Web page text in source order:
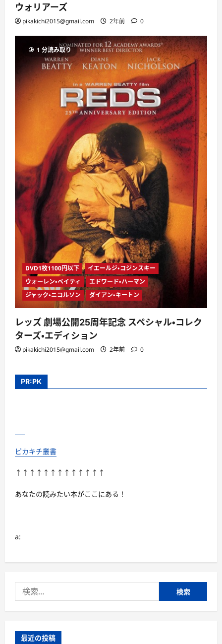
ウォリアーズ
pikakichi2015@gmail.com 2年前 0
1 分読み取り
DVD1枚1100円以下
イエールジ・コジンスキー
ウォーレン・ベイティ
エドワード・ハーマン
ジャック・ニコルソン
ダイアン・キートン
レッズ 劇場公開25周年記念 スペシャル・コレク
ターズ・エディション
pikakichi2015@gmail.com 2年前 0
PR:PK
ピカキチ叢書
↑↑↑↑↑↑↑↑↑↑↑↑↑
あなたの読みたい本がここにある！
a:
索:
最近の投稿